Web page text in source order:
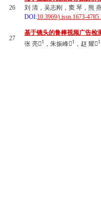
26
刘 清，吴志刚，窦 琴，熊
DOI:10.3969/j.issn.1673-
27
基于镜头的鲁棒视频广告检
张 亮1 ，朱振峰1 ，赵 耀1